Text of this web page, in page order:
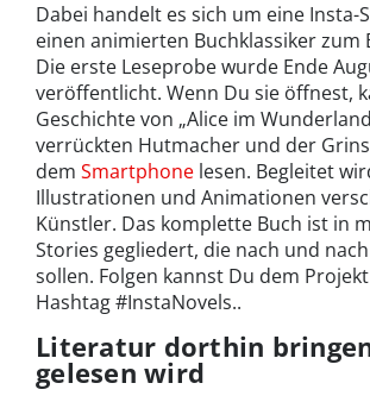
Dabei handelt es sich um eine Insta-
einen animierten Buchklassiker zum
Die erste Leseprobe wurde Ende
veröffentlicht. Wenn Du sie öffnest,
Geschichte von „Alice im
verrückten Hutmacher und der
dem Smartphone lesen. Begleitet
Illustrationen und Animationen
Künstler. Das komplette Buch ist in
Stories gegliedert, die nach und
sollen. Folgen kannst Du dem
Hashtag #InstaNovels..
Literatur dorthin
gelesen wird